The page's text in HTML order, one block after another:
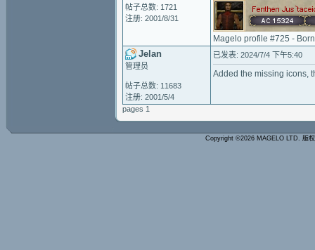
帖子总数: 1721
注册: 2001/8/31
Magelo profile #725 -
Jelan
管理员
帖子总数: 11683
注册: 2001/5/4
已发表: 2024/7/4 下午5:40
Added the missing icons,
pages 1
Copyright ©2026 MAGELO LTD. 版